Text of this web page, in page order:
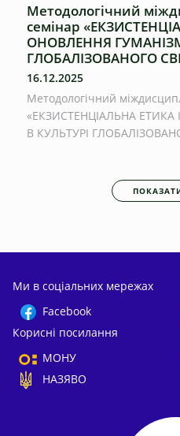
Методологічний
семінар
ОНОВЛЕННЯ
ГЛОБАЛІЗОВАНОГО
16.12.2025
Методологічний
«ЕКЗИСТЕНЦІАЛЬНА
В КУЛЬТУРІ
Ми в соціальних мережах
Facebook
Корисні посилання
МОНУ
НАЗЯВО